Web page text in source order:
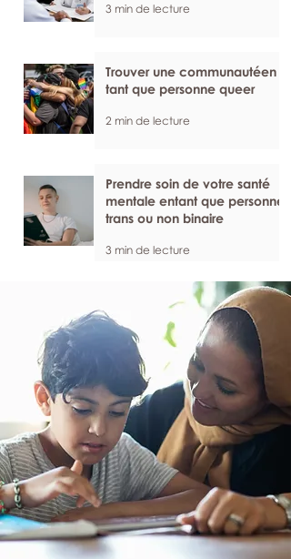
3 min de lecture
Trouver une communautéen
tant que personne queer
2 min de lecture
Prendre soin de votre santé
mentale entant que personne
trans ou non binaire
3 min de lecture